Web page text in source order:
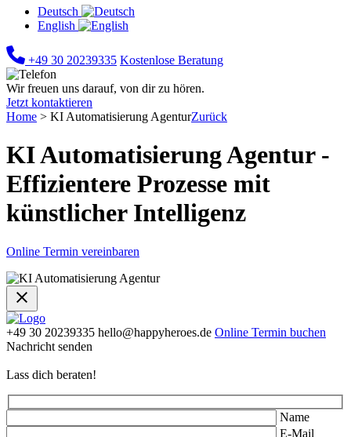
Deutsch
English
+49 30 20239335 Kostenlose Beratung
Wir freuen uns darauf, von dir zu hören.
Jetzt kontaktieren
Home > KI Automatisierung AgenturZurück
KI Automatisierung Agentur -
Effizientere Prozesse mit
künstlicher Intelligenz
Online Termin vereinbaren
+49 30 20239335 hello@happyheroes.de Online Termin buchen
Nachricht senden
Lass dich beraten!
Name
E-Mail